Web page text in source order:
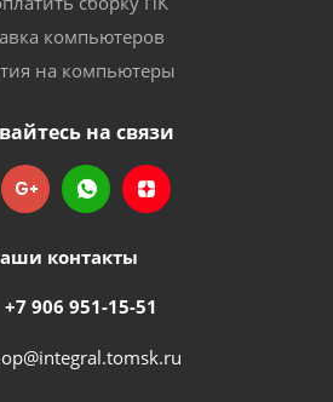
компьютеров
на компьютеры
на связи
контакты
+7 906 951-15-51